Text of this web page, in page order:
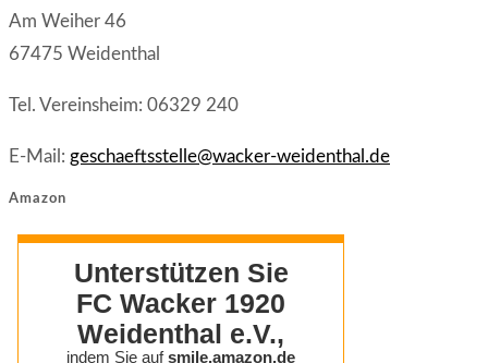
Am Weiher 46
67475 Weidenthal
Tel. Vereinsheim: 06329 240
E-Mail: geschaeftsstelle@wacker-weidenthal.de
Amazon